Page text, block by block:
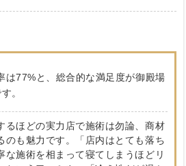
は77%と、総合的な満足度が御殿場
。
るほどの実力店で施術は勿論、商材
のも魅力です。「店内はとても落ち
な施術を相まって寝てしまうほどリ